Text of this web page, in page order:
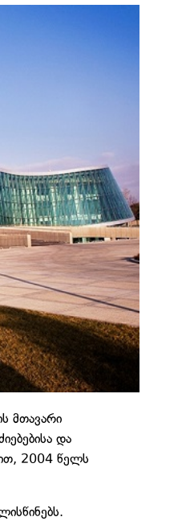
მთავარი
და
2004 წელს